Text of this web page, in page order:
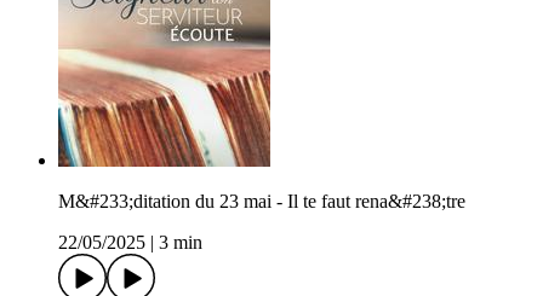
M&#233;ditation du 23 mai - Il te faut rena&#238;tre
22/05/2025
3 min